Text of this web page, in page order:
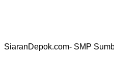
SiaranDepok.com- SMP